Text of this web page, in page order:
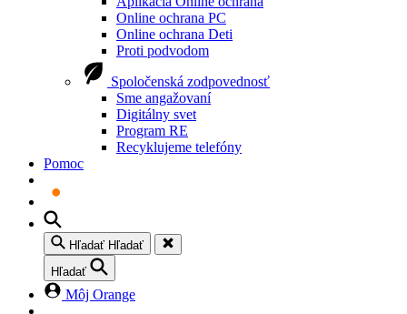
Online ochrana PC
Online ochrana Deti
Proti podvodom
Spoločenská zodpovednosť
Sme angažovaní
Digitálny svet
Program RE
Recyklujeme telefóny
Pomoc
Hľadať Hľadať
Hľadať
Môj Orange